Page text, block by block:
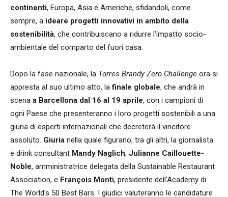
continenti, Europa, Asia e Americhe, sfidandoli, come
sempre, a ideare progetti innovativi in ambito della
sostenibilità, che contribuiscano a ridurre l'impatto socio-
ambientale del comparto del fuori casa.
Dopo la fase nazionale, la Torres Brandy Zero Challenge ora si
appresta al suo ultimo atto, lafinale globale, che andrà in
scena a Barcellona dal 16 al 19 aprile, con i campioni di
ogni Paese che presenteranno i loro progetti sostenibili a una
giuria di esperti internazionali che decreterà il vincitore
assoluto. Giuria nella quale figurano, tra gli altri, la giornalista
e drink consultant Mandy Naglich, Julianne Caillouette-
Noble, amministratrice delegata della Sustainable Restaurant
Association, e François Monti, presidente dell'Academy di
The World's 50 Best Bars. I giudici valuteranno le candidature